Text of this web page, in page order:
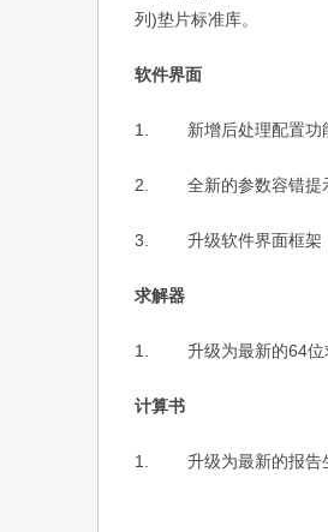
列)垫片标准库。
软件界面
1. 新增后处理配置功
2. 全新的参数容错提
3. 升级软件界面框架
求解器
1. 升级为最新的64位
计算书
1. 升级为最新的报告